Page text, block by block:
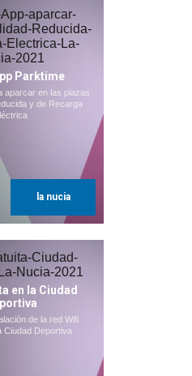
Parktime
aparcar en las plazas
y de Recarga
la nucia
en la Ciudad
de la red Wifi
Ciudad Deportiva